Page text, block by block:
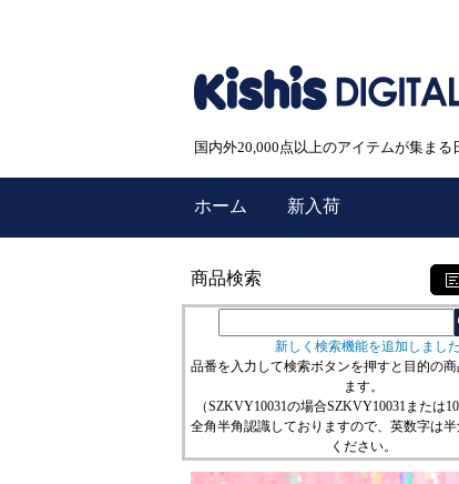
国内外20,000点以上のアイテムが集ま
ホーム 新入荷
商品検索
新しく検索機能を追加しまし
品番を入力して検索ボタンを押すと目的の
ます。
（SZKVY10031の場合SZKVY10031または
全角半角認識しておりますので、英数字は
ください。